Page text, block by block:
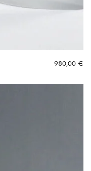
980,00 €